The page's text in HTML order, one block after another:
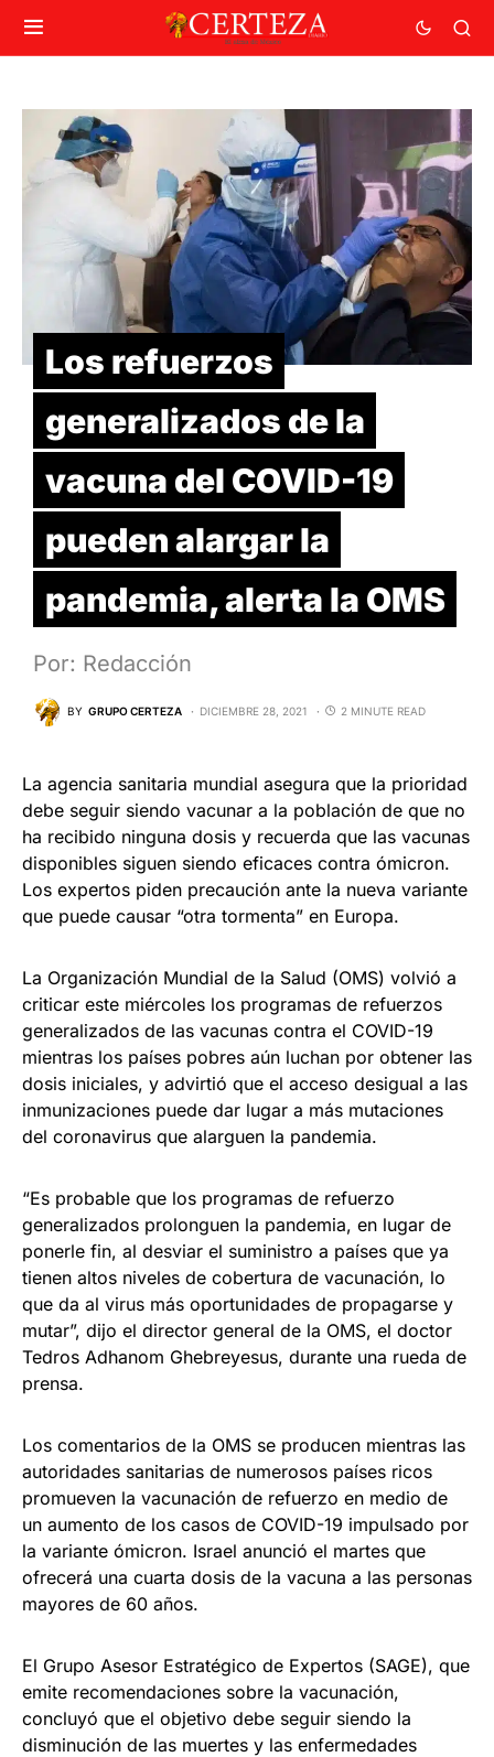
Los refuerzos
generalizados de la
vacuna del COVID-19
pueden alargar la
pandemia, alerta la OMS
Por: Redacción
BY GRUPO CERTEZA DICIEMBRE 28, 2021 2 MINUTE READ
La agencia sanitaria mundial asegura que la prioridad
debe seguir siendo vacunar a la población de que no
ha recibido ninguna dosis y recuerda que las vacunas
disponibles siguen siendo eficaces contra ómicron.
Los expertos piden precaución ante la nueva variante
que puede causar “otra tormenta” en Europa.
La Organización Mundial de la Salud (OMS) volvió a
criticar este miércoles los programas de refuerzos
generalizados de las vacunas contra el COVID-19
mientras los países pobres aún luchan por obtener las
dosis iniciales, y advirtió que el acceso desigual a las
inmunizaciones puede dar lugar a más mutaciones
del coronavirus que alarguen la pandemia.
“Es probable que los programas de refuerzo
generalizados prolonguen la pandemia, en lugar de
ponerle fin, al desviar el suministro a países que ya
tienen altos niveles de cobertura de vacunación, lo
que da al virus más oportunidades de propagarse y
mutar”, dijo el director general de la OMS, el doctor
Tedros Adhanom Ghebreyesus, durante una rueda de
prensa.
Los comentarios de la OMS se producen mientras las
autoridades sanitarias de numerosos países ricos
promueven la vacunación de refuerzo en medio de
un aumento de los casos de COVID-19 impulsado por
la variante ómicron. Israel anunció el martes que
ofrecerá una cuarta dosis de la vacuna a las personas
mayores de 60 años.
El Grupo Asesor Estratégico de Expertos (SAGE), que
emite recomendaciones sobre la vacunación,
concluyó que el objetivo debe seguir siendo la
disminución de las muertes y las enfermedades